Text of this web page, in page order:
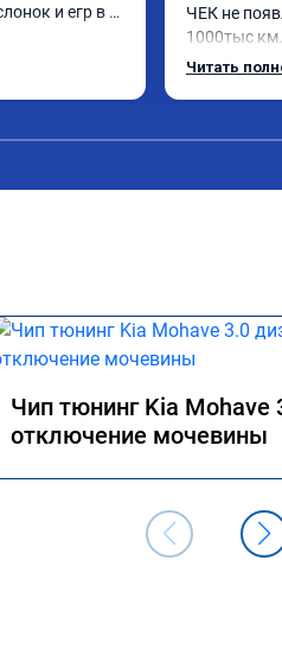
и егр в
в аварийном
ЧЕК не
1000тыс
родную
Читать
Чип тюнинг Kia Mohave
отключение мочевины